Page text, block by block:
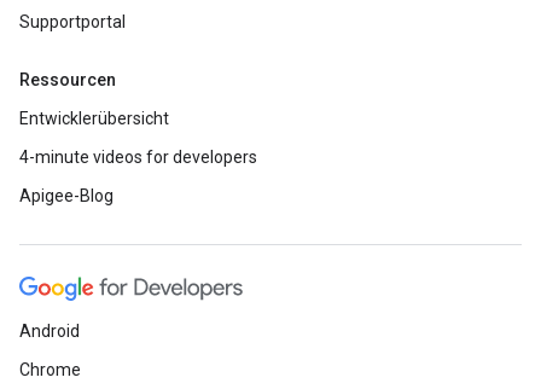
Supportportal
Ressourcen
Entwicklerübersicht
4-minute videos for developers
Apigee-Blog
Android
Chrome